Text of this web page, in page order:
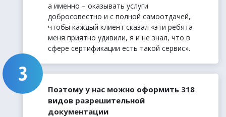
а именно – оказывать услуги
добросовестно и с полной самоотдачей,
чтобы каждый клиент сказал «эти ребята
меня приятно удивили, я и не знал, что в
сфере сертификации есть такой сервис».
Поэтому у нас можно оформить 318
видов разрешительной
документации